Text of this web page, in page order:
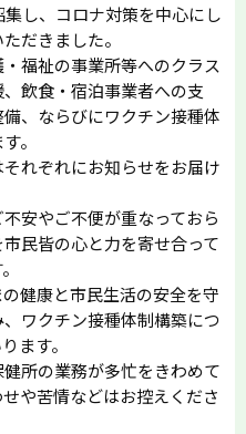
し、コロナ対策を中心にし
だきました。
福祉の事業所等へのクラス
飲食・宿泊事業者への支
、ならびにワクチン接種体
。
れぞれにお知らせをお届け
安やご不便が重なっておら
民皆の心と力を寄せ合って
健康と市民生活の安全を守
ワクチン接種体制構築につ
ます。
所の業務が多忙をきわめて
や苦情などはお控えくださ